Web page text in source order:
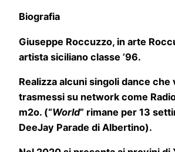
Biografia
Giuseppe Roccuzzo, in arte
artista siciliano classe ’96.
Realizza alcuni singoli dance che
trasmessi su network come
m2o. (“World” rimane per 13
DeeJay Parade di Albertino).